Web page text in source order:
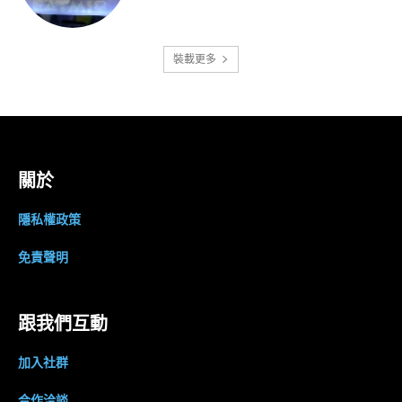
裝載更多
關於
隱私權政策
免責聲明
跟我們互動
加入社群